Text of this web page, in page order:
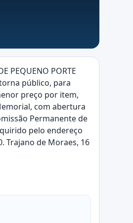
PEQUENO PORTE
público, para
preço por item,
com abertura
Permanente de
pelo endereço
Trajano de Moraes, 16